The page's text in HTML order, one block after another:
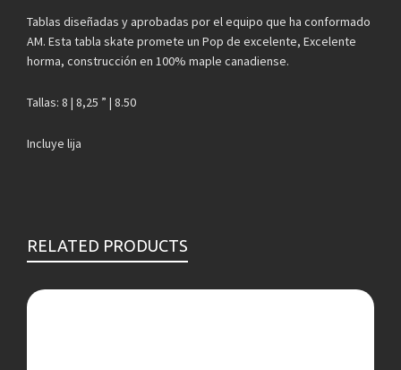
Tablas diseñadas y aprobadas por el equipo que ha conformado
AM. Esta tabla skate promete un Pop de excelente, Excelente
horma, construcción en 100% maple canadiense.
Tallas: 8 | 8,25 ” | 8.50
Incluye lija
RELATED PRODUCTS